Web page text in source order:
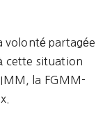
volonté partagée
cette situation
la FGMM-